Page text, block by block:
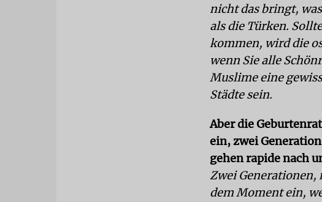
nicht das bringt,
als die Türken.
kommen, wird die
wenn Sie alle
Muslime eine
Städte sein.
Aber die
ein, zwei
gehen rapide nach
Zwei Generationen,
dem Moment ein,